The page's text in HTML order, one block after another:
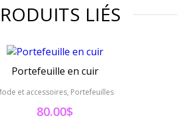
LIÉS
Portefeuille en cuir
et accessoires, Portefeuilles
80.00$